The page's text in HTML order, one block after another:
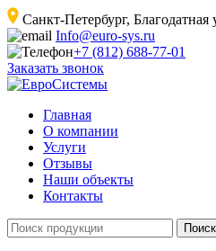
Санкт-Петербург,
Info@euro-sys.ru
+7 (812) 688-77-01
Заказать звонок
Главная
О компании
Услуги
Отзывы
Наши объекты
Контакты